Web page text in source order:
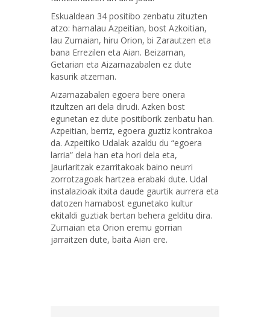
Eskualdean 34 positibo zenbatu zituzten
atzo: hamalau Azpeitian, bost Azkoitian,
lau Zumaian, hiru Orion, bi Zarautzen eta
bana Errezilen eta Aian. Beizaman,
Getarian eta Aizarnazabalen ez dute
kasurik atzeman.
Aizarnazabalen egoera bere onera
itzultzen ari dela dirudi. Azken bost
egunetan ez dute positiborik zenbatu han.
Azpeitian, berriz, egoera guztiz kontrakoa
da. Azpeitiko Udalak azaldu du “egoera
larria” dela han eta hori dela eta,
Jaurlaritzak ezarritakoak baino neurri
zorrotzagoak hartzea erabaki dute. Udal
instalazioak itxita daude gaurtik aurrera eta
datozen hamabost egunetako kultur
ekitaldi guztiak bertan behera gelditu dira.
Zumaian eta Orion eremu gorrian
jarraitzen dute, baita Aian ere.